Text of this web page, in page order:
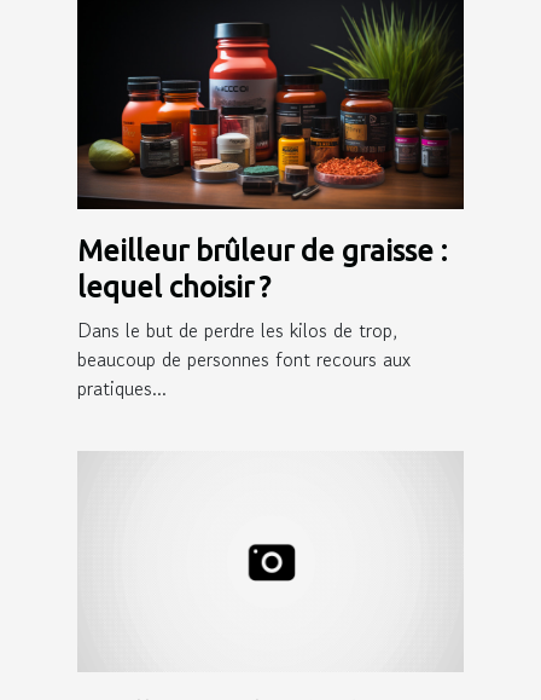
Meilleur brûleur de graisse :
lequel choisir ?
Dans le but de perdre les kilos de trop,
beaucoup de personnes font recours aux
pratiques...